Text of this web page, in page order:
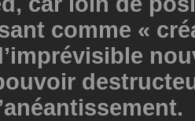
comme «